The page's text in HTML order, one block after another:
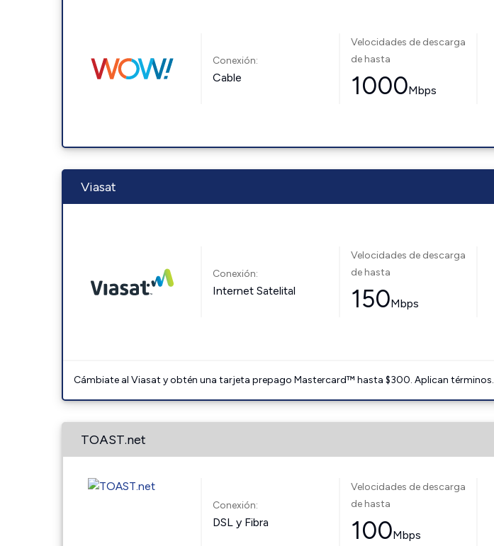
Conexión:
Cable
Velocidades de descarga
de hasta
1000Mbps
Viasat
Conexión:
Internet Satelital
Velocidades de descarga
de hasta
150Mbps
Cámbiate al Viasat y obtén una tarjeta prepago Mastercard™ hasta $300. Aplican términos.
TOAST.net
Conexión:
DSL y Fibra
Velocidades de descarga
de hasta
100Mbps